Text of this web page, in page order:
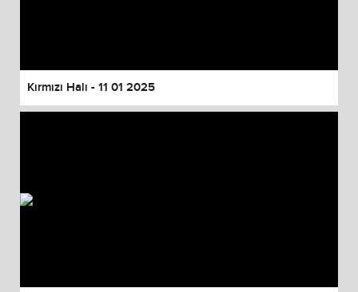
Kırmızı Halı - 11 01 2025